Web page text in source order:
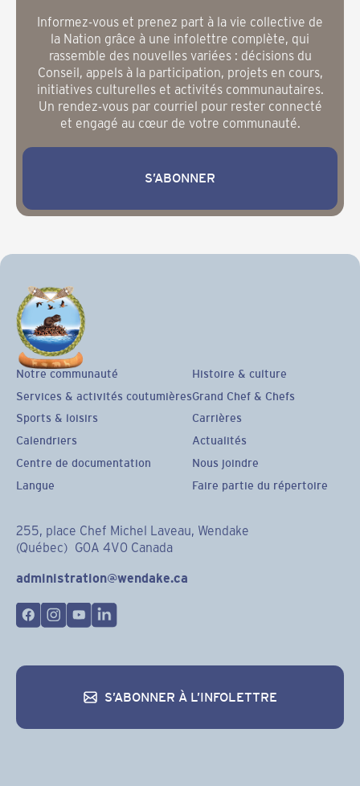
Informez-vous et prenez part à la vie collective de
la Nation grâce à une infolettre complète, qui
rassemble des nouvelles variées : décisions du
Conseil, appels à la participation, projets en cours,
initiatives culturelles et activités communautaires.
Un rendez-vous par courriel pour rester connecté
et engagé au cœur de votre communauté.
S’ABONNER
255, place Chef Michel Laveau, Wendake
(Québec) G0A 4V0 Canada
administration@wendake.ca
Notre communauté
Services & activités coutumières
Sports & loisirs
Calendriers
Centre de documentation
Langue
Histoire & culture
Grand Chef & Chefs
Carrières
Actualités
Nous joindre
Faire partie du répertoire
S’ABONNER À L’INFOLETTRE
S’abonner à l’infolettre